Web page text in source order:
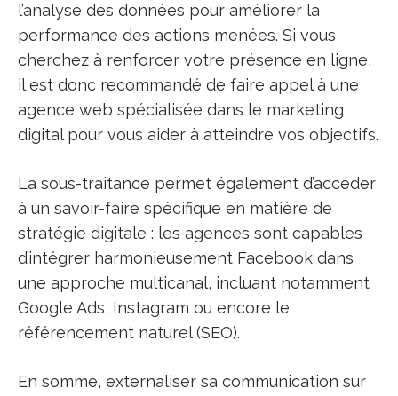
l’analyse des données pour améliorer la
performance des actions menées. Si vous
cherchez à renforcer votre présence en ligne,
il est donc recommandé de faire appel à une
agence web spécialisée dans le marketing
digital pour vous aider à atteindre vos objectifs.
La sous-traitance permet également d’accéder
à un savoir-faire spécifique en matière de
stratégie digitale : les agences sont capables
d’intégrer harmonieusement Facebook dans
une approche multicanal, incluant notamment
Google Ads, Instagram ou encore le
référencement naturel (SEO).
En somme, externaliser sa communication sur